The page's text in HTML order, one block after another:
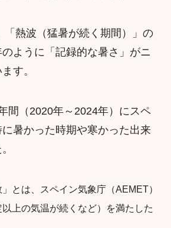
「熱波（猛暑が続く期間）」の
ように「記録的な暑さ」がニ
す。
間（2020年～2024年）にスペ
暑かった時期や寒かった出来
とは、スペイン気象庁（AEMET）
上の気温が続くなど）を満たした